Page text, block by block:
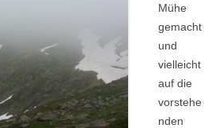
Mühe
gemacht
und
vielleicht
auf die
vorstehe
nden